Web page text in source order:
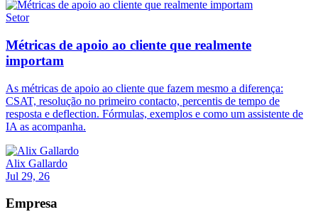
Setor
Métricas de apoio ao cliente que realmente
importam
As métricas de apoio ao cliente que fazem mesmo a diferença:
CSAT, resolução no primeiro contacto, percentis de tempo de
resposta e deflection. Fórmulas, exemplos e como um assistente de
IA as acompanha.
Alix Gallardo
Jul 29, 26
Empresa